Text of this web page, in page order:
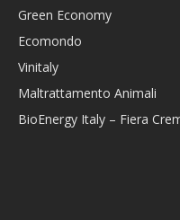
Green Economy
Ecomondo
Vinitaly
Maltrattamento Animali
BioEnergy Italy – Fiera